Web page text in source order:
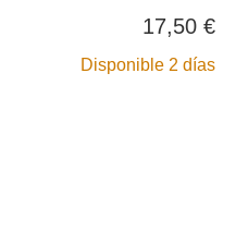
17,50 €
Disponible 2 días